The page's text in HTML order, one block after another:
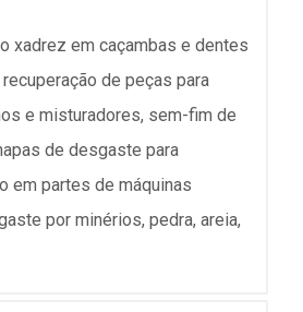
xadrez em caçambas e dentes
de peças para
e misturadores, sem-fim de
de desgaste para
em partes de máquinas
por minérios, pedra, areia,